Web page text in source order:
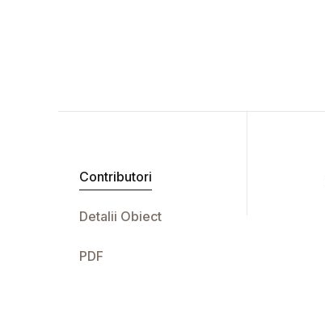
Contributori
Detalii Obiect
PDF